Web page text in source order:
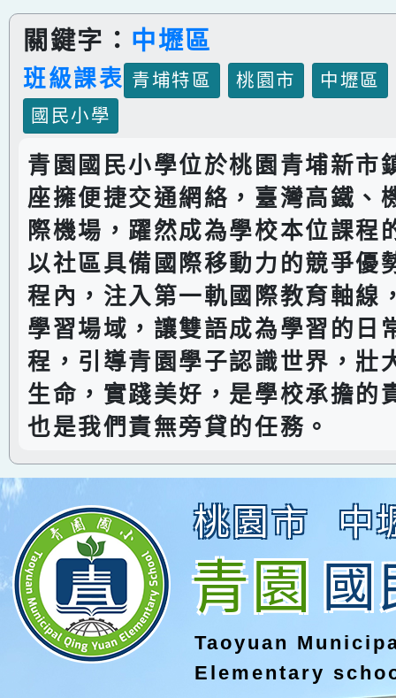
關鍵字： 中壢區
班級課表 青埔特區 桃園市
中壢區
國民小學
青園國民小學位於桃園青埔新市
座擁便捷交通網絡，臺灣高鐵、
際機場，躍然成為學校本位課程
以社區具備國際移動力的競爭優
程內，注入第一軌國際教育軸線
學習場域，讓雙語成為學習的日
程，引導青園學子認識世界，壯
生命，實踐美好，是學校承擔的
也是我們責無旁貸的任務。
桃園市 中
青園國
Taoyuan
Elementary